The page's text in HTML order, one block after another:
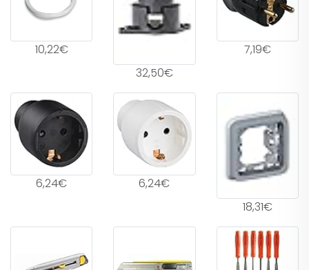
10,22€
32,50€
7,19€
6,24€
6,24€
18,31€